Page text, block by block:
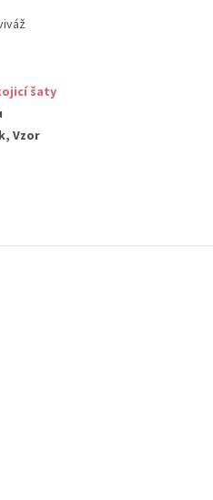
šaty
Vzor